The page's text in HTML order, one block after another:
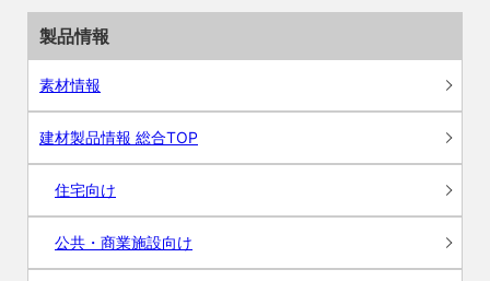
製品情報
素材情報
建材製品情報 総合TOP
住宅向け
公共・商業施設向け